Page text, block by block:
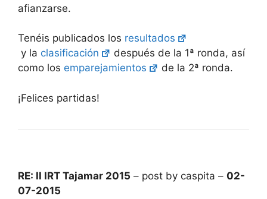
afianzarse.
Tenéis publicados los resultados
y la clasificación
después de la 1ª ronda, así
como los emparejamientos de la 2ª ronda.
¡Felices partidas!
RE: II IRT Tajamar 2015 – post by caspita – 02-
07-2015